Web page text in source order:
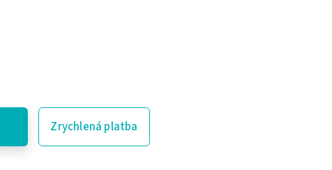
Zrychlená platba